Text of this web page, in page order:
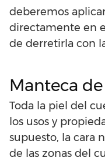
deberemos
directamente en
de derretirla con
Manteca
Toda la piel del
los usos y
supuesto, la cara
de las zonas del